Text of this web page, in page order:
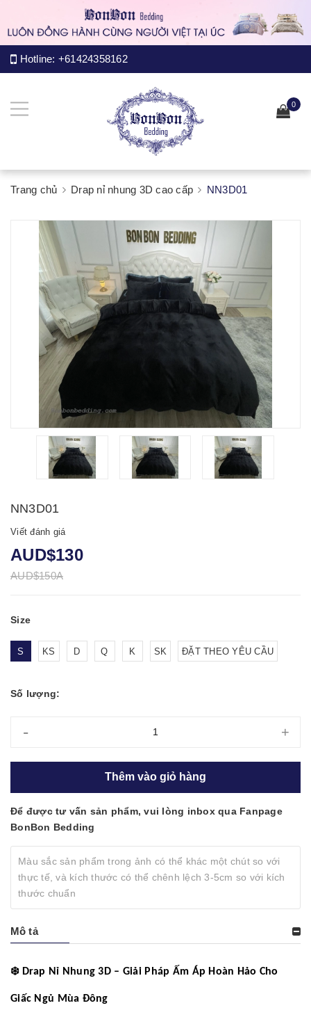
Hotline: +61424358162
0
Trang chủ Drap nỉ nhung 3D cao cấp NN3D01
NN3D01
Viết đánh giá
AUD$130
AUD$150A
Size
S KS D Q K SK ĐẶT THEO YÊU CẦU
Số lượng:
- +
Thêm vào giỏ hàng
Để được tư vấn sản phẩm, vui lòng inbox qua Fanpage
BonBon Bedding
Màu sắc sản phẩm trong ảnh có thể khác một chút so với
thực tế, và kích thước có thể chênh lệch 3-5cm so với kích
thước chuẩn
Mô tả
❄️Drap Nỉ Nhung 3D – Giải Pháp Ấm Áp Hoàn Hảo Cho
Giấc Ngủ Mùa Đông